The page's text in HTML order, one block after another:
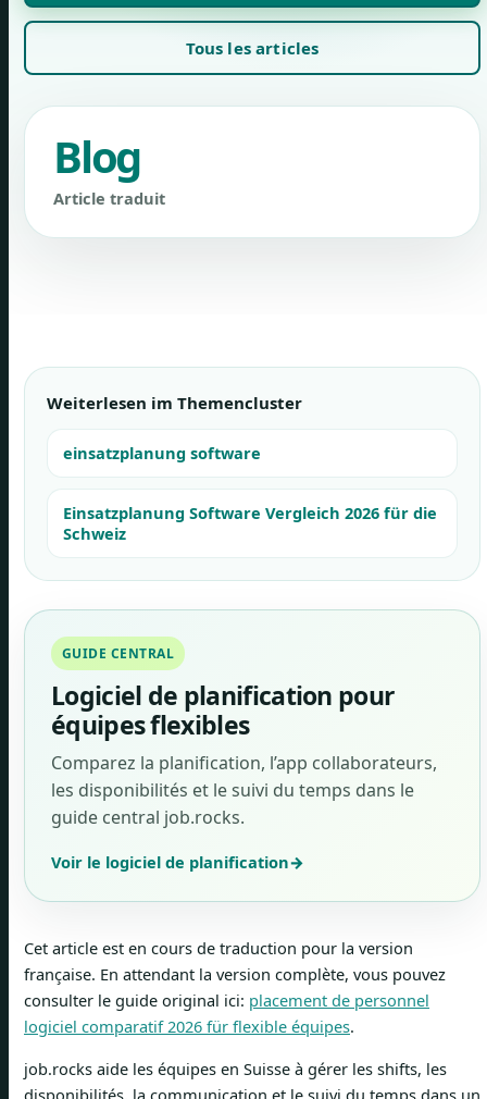
Tous les articles
Blog
Article traduit
Weiterlesen im Themencluster
einsatzplanung software
Einsatzplanung Software Vergleich 2026 für die
Schweiz
GUIDE CENTRAL
Logiciel de planification pour
équipes flexibles
Comparez la planification, l’app collaborateurs,
les disponibilités et le suivi du temps dans le
guide central job.rocks.
Voir le logiciel de planification→
Cet article est en cours de traduction pour la version
française. En attendant la version complète, vous pouvez
consulter le guide original ici: placement de personnel
logiciel comparatif 2026 für flexible équipes.
job.rocks aide les équipes en Suisse à gérer les shifts, les
disponibilités, la communication et le suivi du temps dans un